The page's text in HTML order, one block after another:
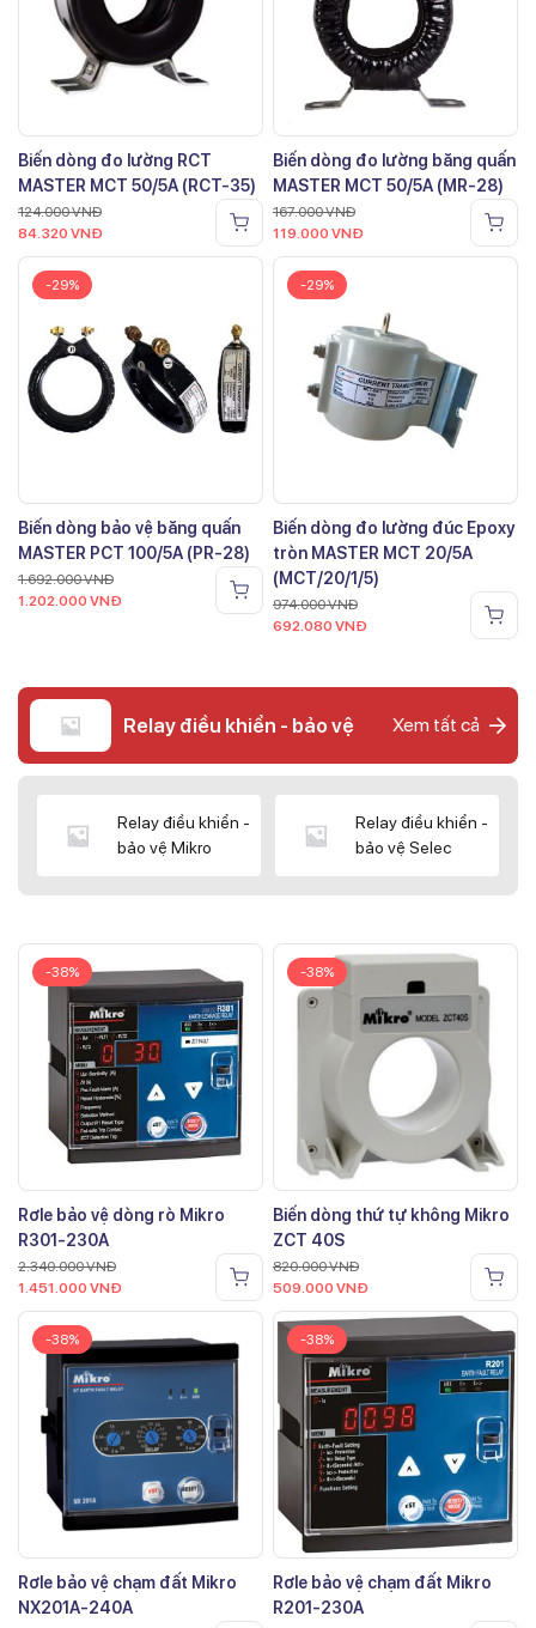
Biến dòng đo lường RCT
MASTER MCT 50/5A (RCT-35)
124.000VNĐ
84.320 VNĐ
Biến dòng đo lường băng quấn
MASTER MCT 50/5A (MR-28)
167.000VNĐ
119.000 VNĐ
-29%
Biến dòng bảo vệ băng quấn
MASTER PCT 100/5A (PR-28)
1.692.000VNĐ
1.202.000 VNĐ
-29%
Biến dòng đo lường đúc Epoxy
tròn MASTER MCT 20/5A
(MCT/20/1/5)
974.000VNĐ
692.080 VNĐ
Relay điều khiển - bảo vệ Xem tất cả
Relay điều khiển -
bảo vệ Mikro
Relay điều khiển -
bảo vệ Selec
-38%
Rơle bảo vệ dòng rò Mikro
R301-230A
2.340.000VNĐ
1.451.000 VNĐ
-38%
Biến dòng thứ tự không Mikro
ZCT 40S
820.000VNĐ
509.000 VNĐ
-38%
Rơle bảo vệ chạm đất Mikro
NX201A-240A
-38%
Rơle bảo vệ chạm đất Mikro
R201-230A